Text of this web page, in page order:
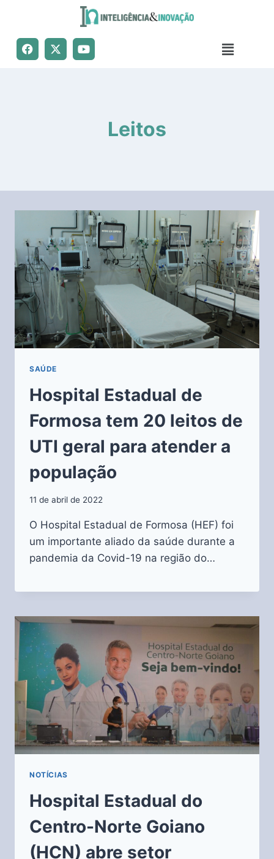
Leitos
SAÚDE
Hospital Estadual de
Formosa tem 20 leitos de
UTI geral para atender a
população
11 de abril de 2022
O Hospital Estadual de Formosa (HEF) foi
um importante aliado da saúde durante a
pandemia da Covid-19 na região do…
NOTÍCIAS
Hospital Estadual do
Centro-Norte Goiano
(HCN) abre setor